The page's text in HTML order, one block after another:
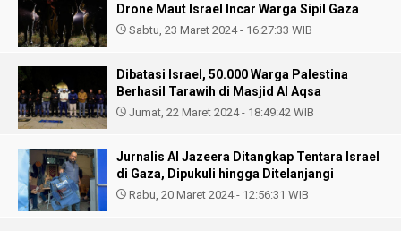
Drone Maut Israel Incar Warga Sipil Gaza
Sabtu, 23 Maret 2024 - 16:27:33 WIB
Dibatasi Israel, 50.000 Warga Palestina
Berhasil Tarawih di Masjid Al Aqsa
Jumat, 22 Maret 2024 - 18:49:42 WIB
Jurnalis Al Jazeera Ditangkap Tentara Israel
di Gaza, Dipukuli hingga Ditelanjangi
Rabu, 20 Maret 2024 - 12:56:31 WIB